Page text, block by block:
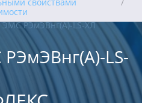
РЭмЭВнг(А)-LS-ХЛ
LS-